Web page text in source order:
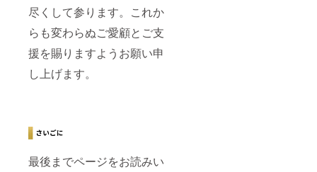
尽くして参ります。これか
らも変わらぬご愛顧とご支
援を賜りますようお願い申
し上げます。
最後までページをお読みい